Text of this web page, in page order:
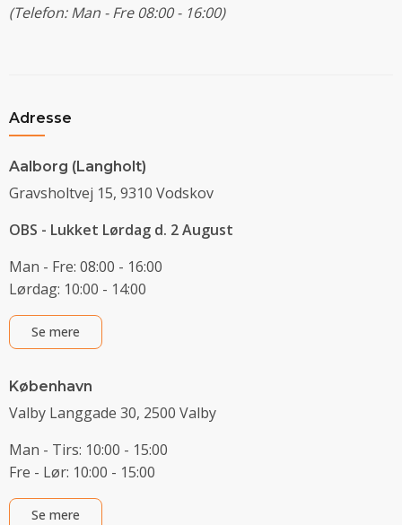
(Telefon: Man - Fre 08:00 - 16:00)
Adresse
Aalborg (Langholt)
Gravsholtvej 15, 9310 Vodskov
OBS - Lukket Lørdag d. 2 August
Man - Fre: 08:00 - 16:00
Lørdag: 10:00 - 14:00
Se mere
København
Valby Langgade 30, 2500 Valby
Man - Tirs: 10:00 - 15:00
Fre - Lør: 10:00 - 15:00
Se mere